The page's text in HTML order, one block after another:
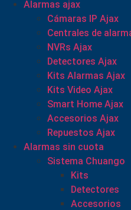
Alarmas ajax
Cámaras IP Ajax
Centrales de
NVRs Ajax
Detectores Ajax
Kits Alarmas Ajax
Kits Video Ajax
Smart Home Ajax
Accesorios Ajax
Repuestos Ajax
Alarmas sin cuota
Sistema Chuango
Kits
Detectores
Accesorios